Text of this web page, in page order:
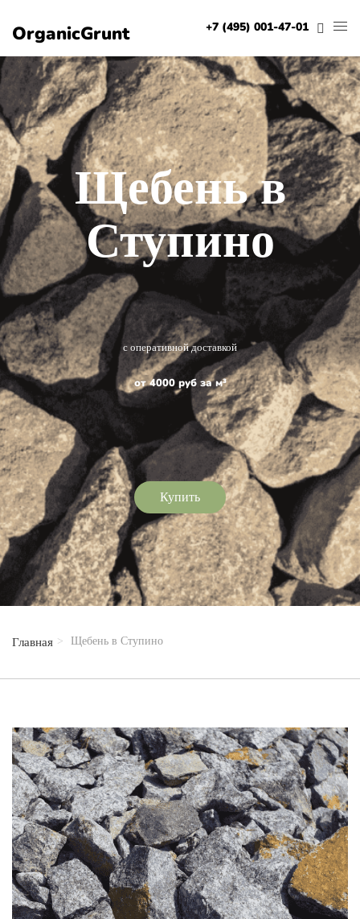
OrganicGrunt +7 (495) 001-47-01
Щебень в
Ступино
с оперативной доставкой
от 4000 руб за м³
Купить
Главная Щебень в Ступино